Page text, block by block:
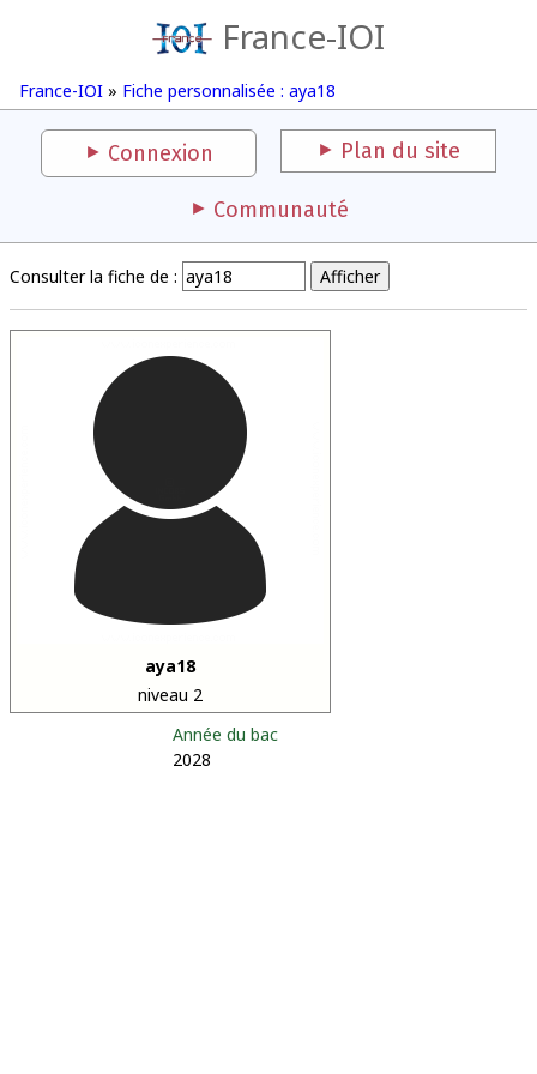
France-IOI
France-IOI » Fiche personnalisée : aya18
Connexion Plan du site
Communauté
Consulter la fiche de :
aya18
niveau 2
Année du bac
2028